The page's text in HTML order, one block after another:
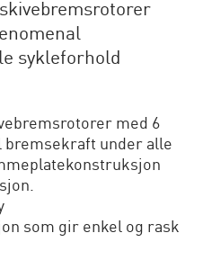
sykleforhold
med 6
bremsekraft under alle
som gir enkel og rask